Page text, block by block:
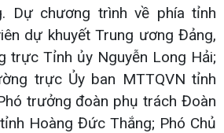
Dự chương trình về phía tỉnh
dự khuyết Trung ương Đảng,
trực Tỉnh ủy Nguyễn Long Hải;
trực Ủy ban MTTQVN tỉnh
trưởng đoàn phụ trách Đoàn
Hoàng Đức Thắng; Phó Chủ